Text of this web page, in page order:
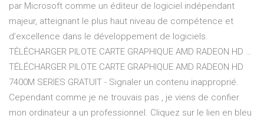
par Microsoft comme un éditeur de logiciel indépendant
majeur, atteignant le plus haut niveau de compétence et
d’excellence dans le développement de logiciels.
TÉLÉCHARGER PILOTE CARTE GRAPHIQUE AMD RADEON HD …
TÉLÉCHARGER PILOTE CARTE GRAPHIQUE AMD RADEON HD
7400M SERIES GRATUIT - Signaler un contenu inapproprié.
Cependant comme je ne trouvais pas , je viens de confier
mon ordinateur a un professionnel. Cliquez sur le lien en bleu